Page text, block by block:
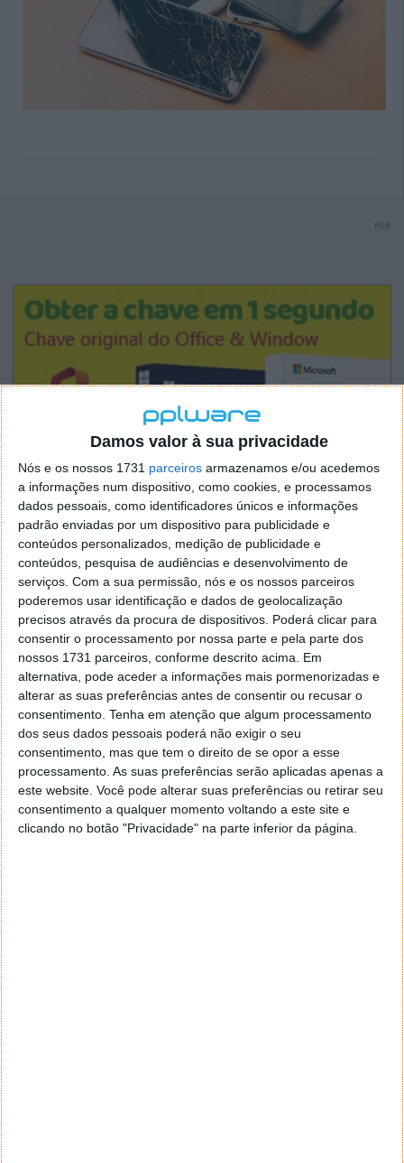
Damos valor à sua privacidade
Nós e os nossos 1731 parceiros armazenamos e/ou acedemos
a informações num dispositivo, como cookies, e processamos
dados pessoais, como identificadores únicos e informações
padrão enviadas por um dispositivo para publicidade e
conteúdos personalizados, medição de publicidade e
conteúdos, pesquisa de audiências e desenvolvimento de
serviços. Com a sua permissão, nós e os nossos parceiros
poderemos usar identificação e dados de geolocalização
precisos através da procura de dispositivos. Poderá clicar para
consentir o processamento por nossa parte e pela parte dos
nossos 1731 parceiros, conforme descrito acima. Em
alternativa, pode aceder a informações mais pormenorizadas e
alterar as suas preferências antes de consentir ou recusar o
consentimento. Tenha em atenção que algum processamento
dos seus dados pessoais poderá não exigir o seu
consentimento, mas que tem o direito de se opor a esse
processamento. As suas preferências serão aplicadas apenas a
este website. Você pode alterar suas preferências ou retirar seu
consentimento a qualquer momento voltando a este site e
clicando no botão "Privacidade" na parte inferior da página.
PUB